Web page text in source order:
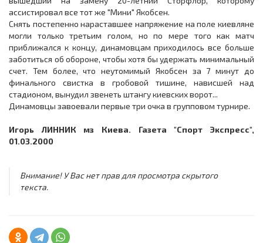
ассистировал все тот же "Мини" Якобсен.
Снять постепенно нараставшее напряжение на поле киевляне
могли только третьим голом, но по мере того как матч
приближался к концу, динамовцам приходилось все больше
заботиться об обороне, чтобы хотя бы удержать минимальный
счет. Тем более, что неутомимый Якобсен за 7 минут до
финального свистка в гробовой тишине, нависшей над
стадионом, вынудил звенеть штангу киевских ворот...
Динамовцы завоевали первые три очка в групповом турнире.
Игорь ЛИННИК мз Киева. Газета "Спорт Экспресс",
01.03.2000
Внимание! У Вас нет прав для просмотра скрытого
текста.